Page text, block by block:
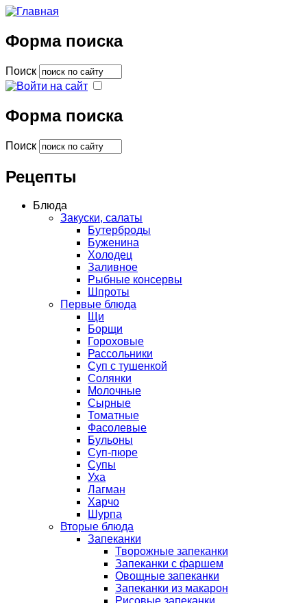
Форма поиска
Поиск
Форма поиска
Поиск
Рецепты
Блюда
Закуски, салаты
Бутерброды
Буженина
Холодец
Заливное
Рыбные консервы
Шпроты
Первые блюда
Щи
Борщи
Гороховые
Рассольники
Суп с тушенкой
Солянки
Молочные
Сырные
Томатные
Фасолевые
Бульоны
Суп-пюре
Супы
Уха
Лагман
Харчо
Шурпа
Вторые блюда
Запеканки
Творожные запеканки
Запеканки с фаршем
Овощные запеканки
Запеканки из макарон